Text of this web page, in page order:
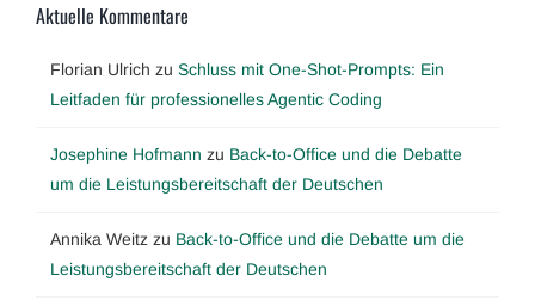
Aktuelle Kommentare
Florian Ulrich zu Schluss mit One-Shot-Prompts: Ein
Leitfaden für professionelles Agentic Coding
Josephine Hofmann zu Back-to-Office und die Debatte
um die Leistungsbereitschaft der Deutschen
Annika Weitz zu Back-to-Office und die Debatte um die
Leistungsbereitschaft der Deutschen